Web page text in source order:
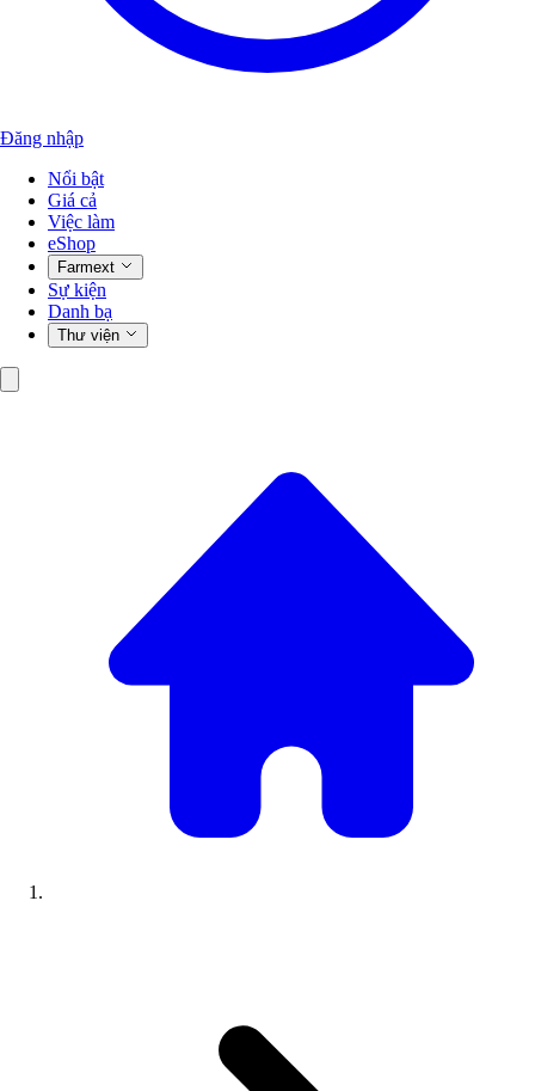
Đăng nhập
Nổi bật
Giá cả
Việc làm
eShop
Farmext
Sự kiện
Danh bạ
Thư viện